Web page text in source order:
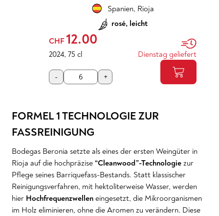
Spanien,Rioja
rosé, leicht
CHF 12.00
2024,75 cl Dienstag geliefert
FORMEL 1 TECHNOLOGIE ZUR
FASSREINIGUNG
Bodegas Beronia setzte als eines der ersten Weingüter in
Rioja auf die hochpräzise “Cleanwood”-Technologie zur
Pflege seines Barriquefass-Bestands. Statt klassischer
Reinigungsverfahren, mit hektoliterweise Wasser, werden
hier Hochfrequenzwellen eingesetzt, die Mikroorganismen
im Holz eliminieren, ohne die Aromen zu verändern. Diese